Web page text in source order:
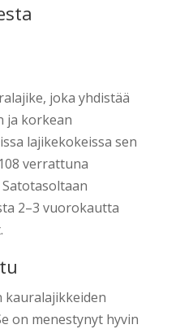
joka yhdistää
ja korkean
lajikekokeissa sen
verrattuna
2–3 vuorokautta
kauralajikkeiden
on menestynyt hyvin